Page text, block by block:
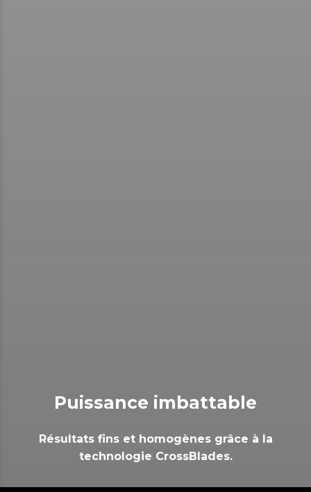
Puissance imbattable
Résultats fins et homogènes grâce à la
technologie CrossBlades.